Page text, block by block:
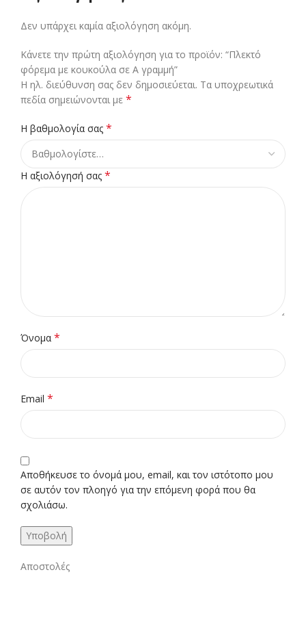
Δεν υπάρχει καμία αξιολόγηση ακόμη.
Κάνετε την πρώτη αξιολόγηση για το προϊόν: “Πλεκτό
φόρεμα με κουκούλα σε Α γραμμή”
Η ηλ. διεύθυνση σας δεν δημοσιεύεται. Τα υποχρεωτικά
πεδία σημειώνονται με *
Η βαθμολογία σας *
Η αξιολόγησή σας *
Όνομα *
Email *
Αποθήκευσε το όνομά μου, email, και τον ιστότοπο μου
σε αυτόν τον πλοηγό για την επόμενη φορά που θα
σχολιάσω.
Αποστολές